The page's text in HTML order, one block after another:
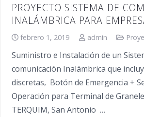
PROYECTO SISTEMA DE
INALÁMBRICA PARA
febrero 1, 2019 admin
Suministro e Instalación de un
comunicación Inalámbrica que
discretas, Botón de Emergencia +
Operación para Terminal de
TERQUIM, San Antonio …